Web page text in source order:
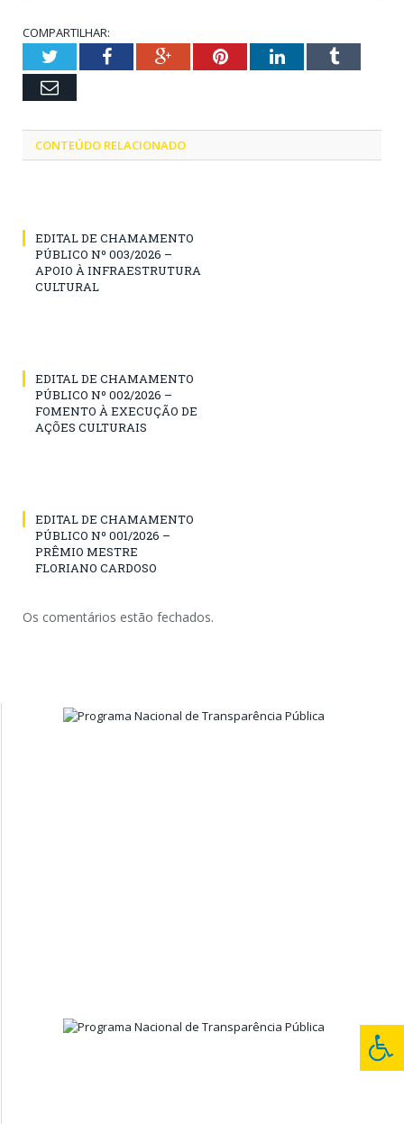
COMPARTILHAR:
TwitterFacebookGoogle+PinterestLinkedInTumblr
Email
CONTEÚDO RELACIONADO
EDITAL DE CHAMAMENTO
PÚBLICO Nº 003/2026 –
APOIO À INFRAESTRUTURA
CULTURAL
EDITAL DE CHAMAMENTO
PÚBLICO Nº 002/2026 –
FOMENTO À EXECUÇÃO DE
AÇÕES CULTURAIS
EDITAL DE CHAMAMENTO
PÚBLICO Nº 001/2026 –
PRÊMIO MESTRE
FLORIANO CARDOSO
Os comentários estão fechados.